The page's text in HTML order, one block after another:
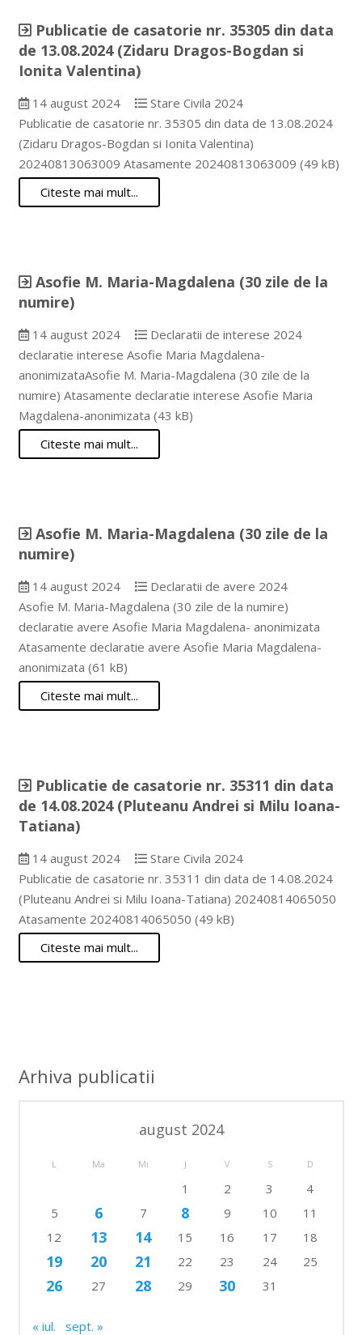
Publicatie de casatorie nr. 35305 din data
de 13.08.2024 (Zidaru Dragos-Bogdan si
Ionita Valentina)
14 august 2024
Stare Civila 2024
Publicatie de casatorie nr. 35305 din data de 13.08.2024
(Zidaru Dragos-Bogdan si Ionita Valentina)
20240813063009 Atasamente 20240813063009 (49 kB)
Citeste mai mult...
Asofie M. Maria-Magdalena (30 zile de la
numire)
14 august 2024
Declaratii de interese 2024
declaratie interese Asofie Maria Magdalena-
anonimizataAsofie M. Maria-Magdalena (30 zile de la
numire) Atasamente declaratie interese Asofie Maria
Magdalena-anonimizata (43 kB)
Citeste mai mult...
Asofie M. Maria-Magdalena (30 zile de la
numire)
14 august 2024
Declaratii de avere 2024
Asofie M. Maria-Magdalena (30 zile de la numire)
declaratie avere Asofie Maria Magdalena- anonimizata
Atasamente declaratie avere Asofie Maria Magdalena-
anonimizata (61 kB)
Citeste mai mult...
Publicatie de casatorie nr. 35311 din data
de 14.08.2024 (Pluteanu Andrei si Milu Ioana-
Tatiana)
14 august 2024
Stare Civila 2024
Publicatie de casatorie nr. 35311 din data de 14.08.2024
(Pluteanu Andrei si Milu Ioana-Tatiana) 20240814065050
Atasamente 20240814065050 (49 kB)
Citeste mai mult...
Arhiva publicatii
august 2024
L Ma Mi J V S D
1 2 3
4
5
6 7 8 9 10
11
12
13 14 15 16 17 18
19 20 21 22 23 24 25
26 27 28 29 30 31
« iul. sept. »